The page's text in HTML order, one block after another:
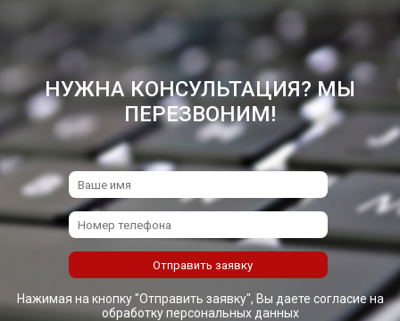
НУЖНА КОНСУЛЬТАЦИЯ? МЫ
ПЕРЕЗВОНИМ!
Нажимая на кнопку "Отправить заявку", Вы даете согласие на
обработку персональных данных